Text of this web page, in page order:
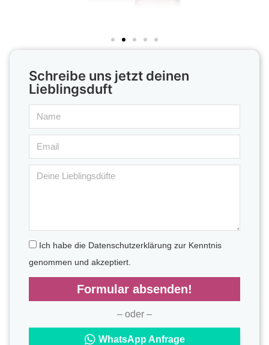
Schreibe uns jetzt deinen
Lieblingsduft
Ich habe die Datenschutzerklärung zur Kenntnis
genommen und akzeptiert.
Formular absenden!
– oder –
WhatsApp Anfrage